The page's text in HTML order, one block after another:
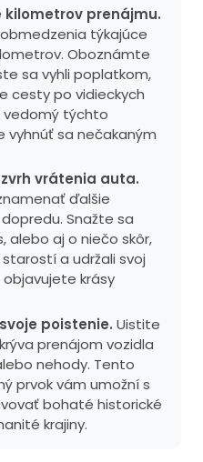
prenájmu.
týkajúce
Oboznámte
sa vyhli poplatkom,
cesty po vidieckych
vedomý týchto
vyhnúť sa nečakaným
vrátenia auta.
ďalšie
Snažte sa
alebo aj o niečo skôr,
a udržali svoj
krásy
poistenie. Uistite
prenájom vozidla
nehody. Tento
prvok vám umožní s
bohaté historické
krajiny.